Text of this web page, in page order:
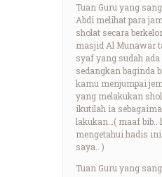
Tuan Guru yang
Abdi melihat para
sholat secara
masjid Al Munawar
syaf yang sudah ada
sedangkan baginda
kamu menjumpai
yang melakukan
ikutilah ia
lakukan…( maaf bib..
mengetahui hadis
saya.. )
Tuan Guru yang